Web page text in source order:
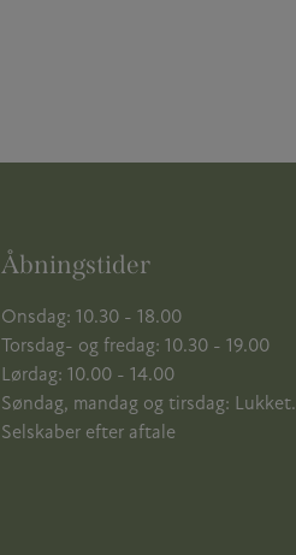
Åbningstider
Onsdag: 10.30 - 18.00
Torsdag- og fredag: 10.30 - 19.00
Lørdag: 10.00 - 14.00
Søndag, mandag og tirsdag: Lukket.
Selskaber efter aftale